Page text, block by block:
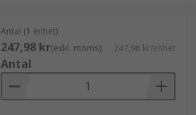
Antal (1 enhet)
247,98 kr(exkl. moms) 247,98 kr/enhet
Antal